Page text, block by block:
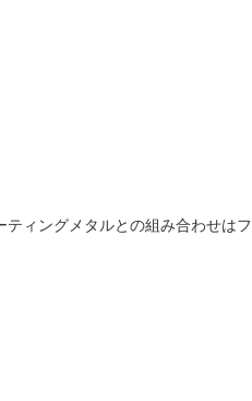
ィングメタルとの組み合わせはフ